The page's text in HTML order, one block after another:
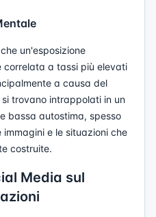
un'esposizione
correlata a tassi più elevati
a causa del
trovano intrappolati in un
bassa autostima, spesso
e le situazioni che
costruite.
Media sul